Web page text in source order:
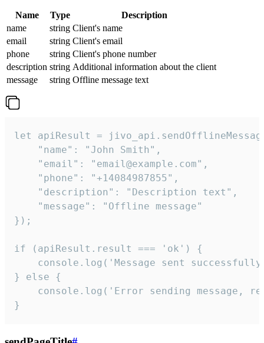
Name Type
Description
name
string Client's name
email
string Client's email
phone
string Client's phone number
description string Additional information about the client
message
string Offline message text
let apiResult =
    "name": "John Smith",
    "email": "email@example.com",
    "phone": "+14084987855",
    "description": "Description text",
    "message": "Offline message"
});
if (apiResult.result === 'ok') {
console.log('Message sent
} else {
console.log('Error sending message,
}